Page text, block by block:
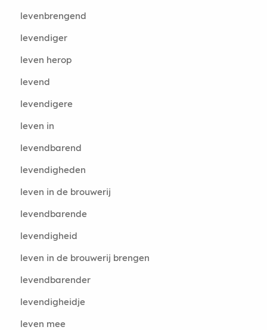
levenbrengend
levendiger
leven herop
levend
levendigere
leven in
levendbarend
levendigheden
leven in de brouwerij
levendbarende
levendigheid
leven in de brouwerij brengen
levendbarender
levendigheidje
leven mee